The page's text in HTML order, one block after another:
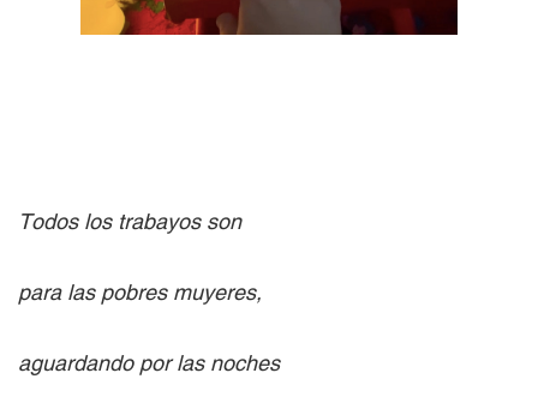
Todos los trabayos son
para las pobres muyeres,
aguardando por las noches